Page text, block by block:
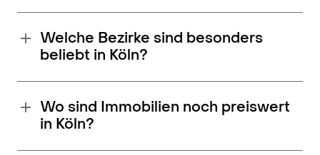
Welche Bezirke sind besonders
beliebt in Köln?
Wo sind Immobilien noch preiswert
in Köln?